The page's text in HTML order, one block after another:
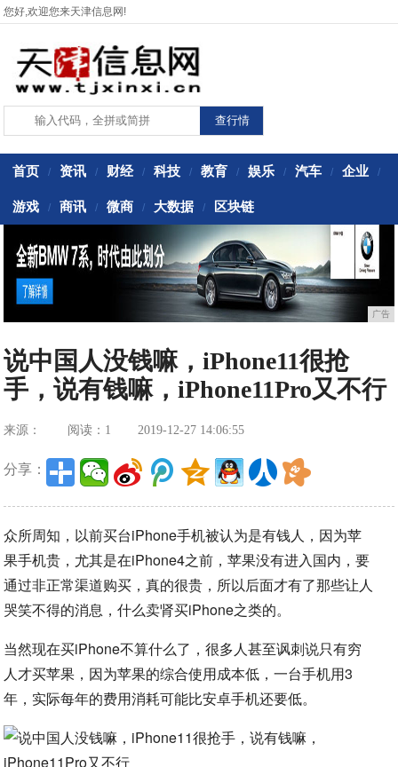
您好,欢迎您来天津信息网!
首页 / 资讯 / 财经 / 科技 / 教育 / 娱乐 / 汽车 / 企业 /
游戏 / 商讯 / 微商 / 大数据 / 区块链
广告
说中国人没钱嘛，iPhone11很抢
手，说有钱嘛，iPhone11Pro又不行
来源： 阅读：1 2019-12-27 14:06:55
分享：
众所周知，以前买台iPhone手机被认为是有钱人，因为苹
果手机贵，尤其是在iPhone4之前，苹果没有进入国内，要
通过非正常渠道购买，真的很贵，所以后面才有了那些让人
哭笑不得的消息，什么卖肾买iPhone之类的。
当然现在买iPhone不算什么了，很多人甚至讽刺说只有穷
人才买苹果，因为苹果的综合使用成本低，一台手机用3
年，实际每年的费用消耗可能比安卓手机还要低。